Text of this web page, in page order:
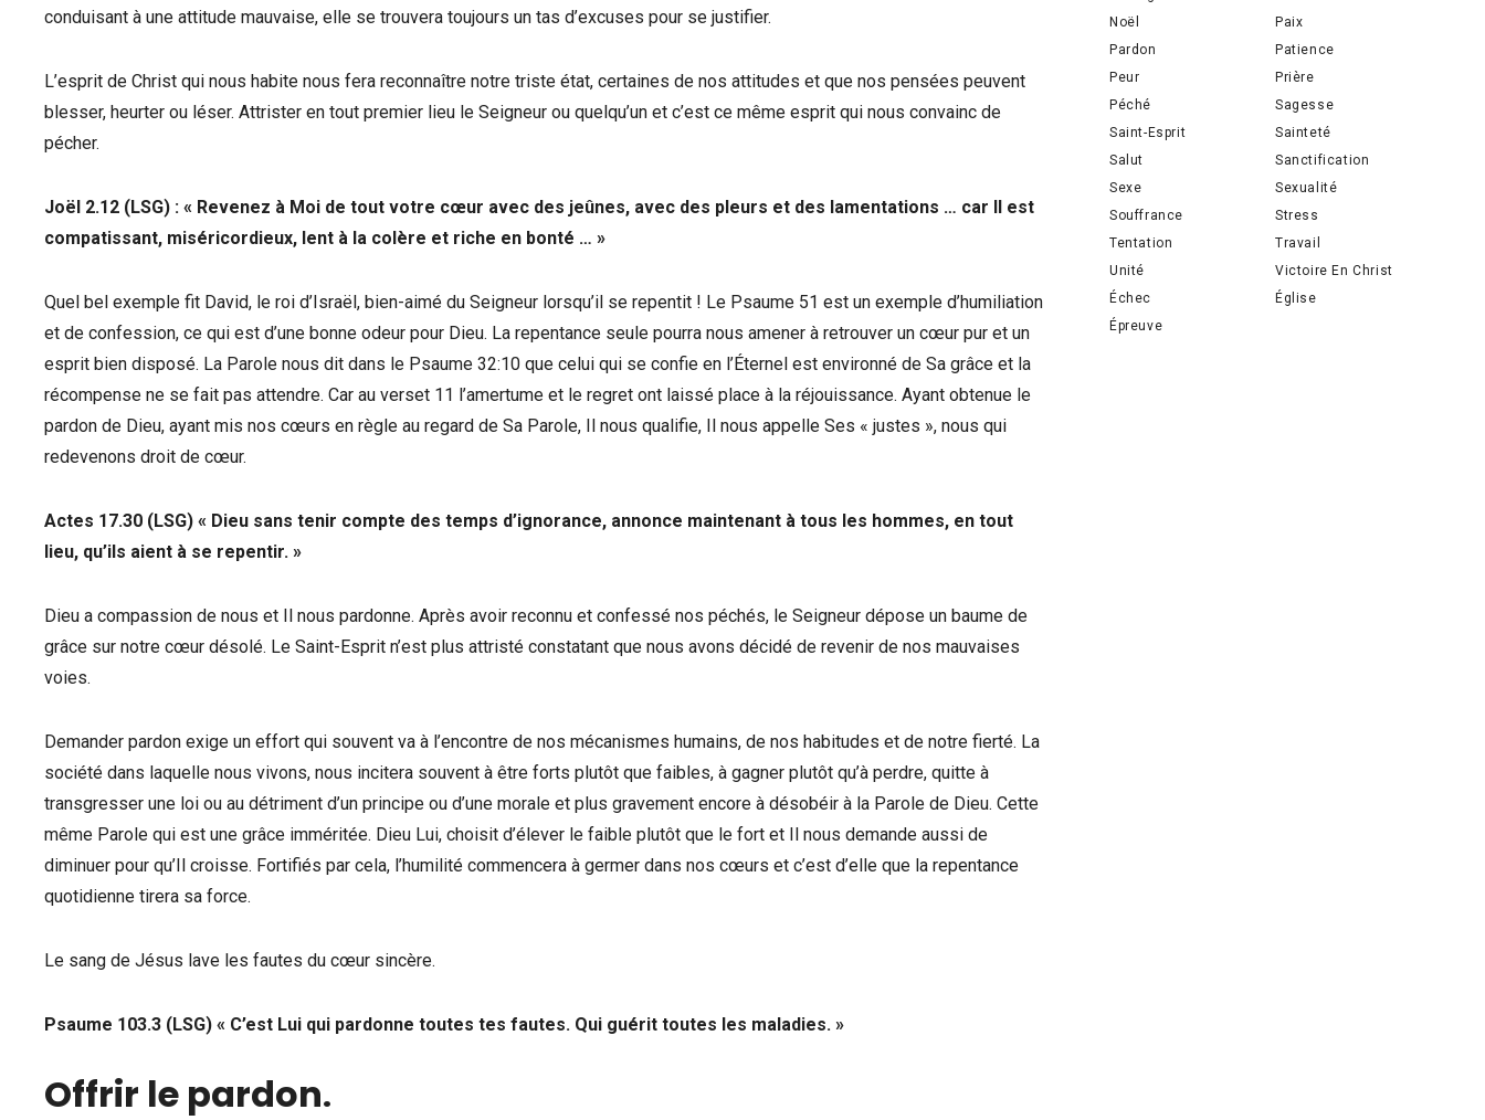
conduisant à une attitude mauvaise, elle se trouvera toujours un tas d’excuses pour se justifier.
L’esprit de Christ qui nous habite nous fera reconnaître notre triste état, certaines de nos attitudes et que nos pensées peuvent
blesser, heurter ou léser. Attrister en tout premier lieu le Seigneur ou quelqu’un et c’est ce même esprit qui nous convainc de
pécher.
Joël 2.12 (LSG) : « Revenez à Moi de tout votre cœur avec des jeûnes, avec des pleurs et des lamentations … car Il est
compatissant, miséricordieux, lent à la colère et riche en bonté … »
Quel bel exemple fit David, le roi d’Israël, bien-aimé du Seigneur lorsqu’il se repentit ! Le Psaume 51 est un exemple d’humiliation
et de confession, ce qui est d’une bonne odeur pour Dieu. La repentance seule pourra nous amener à retrouver un cœur pur et un
esprit bien disposé. La Parole nous dit dans le Psaume 32:10 que celui qui se confie en l’Éternel est environné de Sa grâce et la
récompense ne se fait pas attendre. Car au verset 11 l’amertume et le regret ont laissé place à la réjouissance. Ayant obtenue le
pardon de Dieu, ayant mis nos cœurs en règle au regard de Sa Parole, Il nous qualifie, Il nous appelle Ses « justes », nous qui
redevenons droit de cœur.
Actes 17.30 (LSG) « Dieu sans tenir compte des temps d’ignorance, annonce maintenant à tous les hommes, en tout
lieu, qu’ils aient à se repentir. »
Dieu a compassion de nous et Il nous pardonne. Après avoir reconnu et confessé nos péchés, le Seigneur dépose un baume de
grâce sur notre cœur désolé. Le Saint-Esprit n’est plus attristé constatant que nous avons décidé de revenir de nos mauvaises
voies.
Demander pardon exige un effort qui souvent va à l’encontre de nos mécanismes humains, de nos habitudes et de notre fierté. La
société dans laquelle nous vivons, nous incitera souvent à être forts plutôt que faibles, à gagner plutôt qu’à perdre, quitte à
transgresser une loi ou au détriment d’un principe ou d’une morale et plus gravement encore à désobéir à la Parole de Dieu. Cette
même Parole qui est une grâce imméritée. Dieu Lui, choisit d’élever le faible plutôt que le fort et Il nous demande aussi de
diminuer pour qu’Il croisse. Fortifiés par cela, l’humilité commencera à germer dans nos cœurs et c’est d’elle que la repentance
quotidienne tirera sa force.
Le sang de Jésus lave les fautes du cœur sincère.
Psaume 103.3 (LSG) « C’est Lui qui pardonne toutes tes fautes. Qui guérit toutes les maladies. »
Offrir le pardon.
Noël
Paix
Pardon
Patience
Peur
Prière
Péché
Sagesse
Saint-Esprit
Sainteté
Salut
Sanctification
Sexe
Sexualité
Souffrance
Stress
Tentation
Travail
Unité
Victoire En Christ
Échec
Église
Épreuve